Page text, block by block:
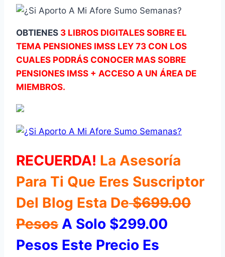
OBTIENES 3 LIBROS DIGITALES SOBRE EL
TEMA PENSIONES IMSS LEY 73 CON LOS
CUALES PODRÁS CONOCER MAS SOBRE
PENSIONES IMSS + ACCESO A UN ÁREA DE
MIEMBROS.
RECUERDA! La Asesoría
Para Ti Que Eres Suscriptor
Del Blog Esta De$699.00
Pesos A Solo $299.00
Pesos Este Precio Es